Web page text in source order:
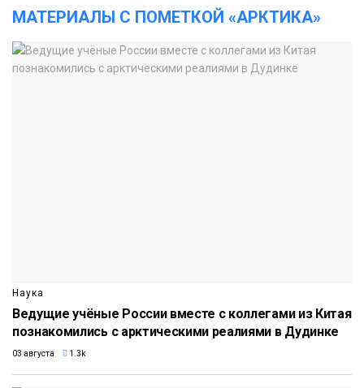
МАТЕРИАЛЫ С ПОМЕТКОЙ «АРКТИКА»
Наука
Ведущие учёные России вместе с коллегами из Китая
познакомились с арктическими реалиями в Дудинке
03 августа 1.3k